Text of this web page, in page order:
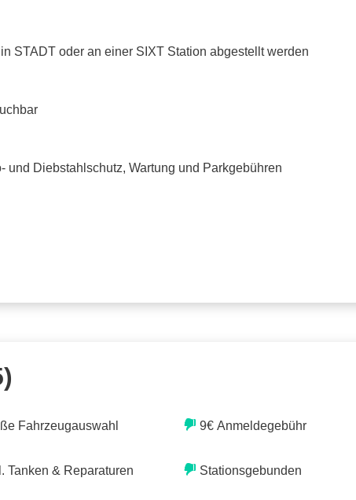
STADT oder an einer SIXT Station abgestellt werden
und Diebstahlschutz, Wartung und Parkgebühren
Fahrzeugauswahl
Tanken & Reparaturen
9€ Anmeldegebühr
Stationsgebunden